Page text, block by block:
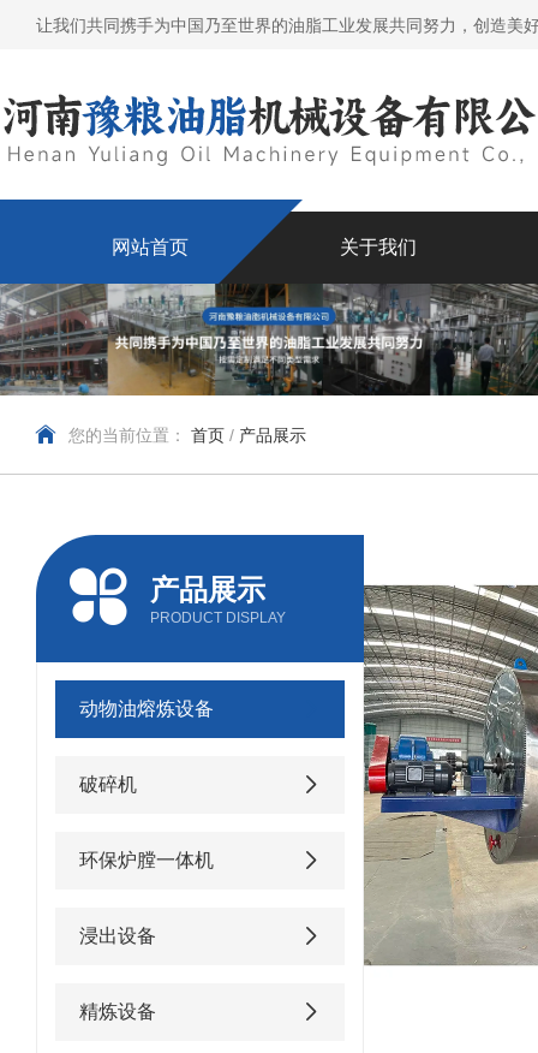
让我们共同携手为中国乃至世界的油脂工业发展共同努力，创造美
网站首页 关于我们
您的当前位置： 首页 / 产品展示
产品展示
PRODUCT DISPLAY
动物油熔炼设备
破碎机
环保炉膛一体机
浸出设备
精炼设备